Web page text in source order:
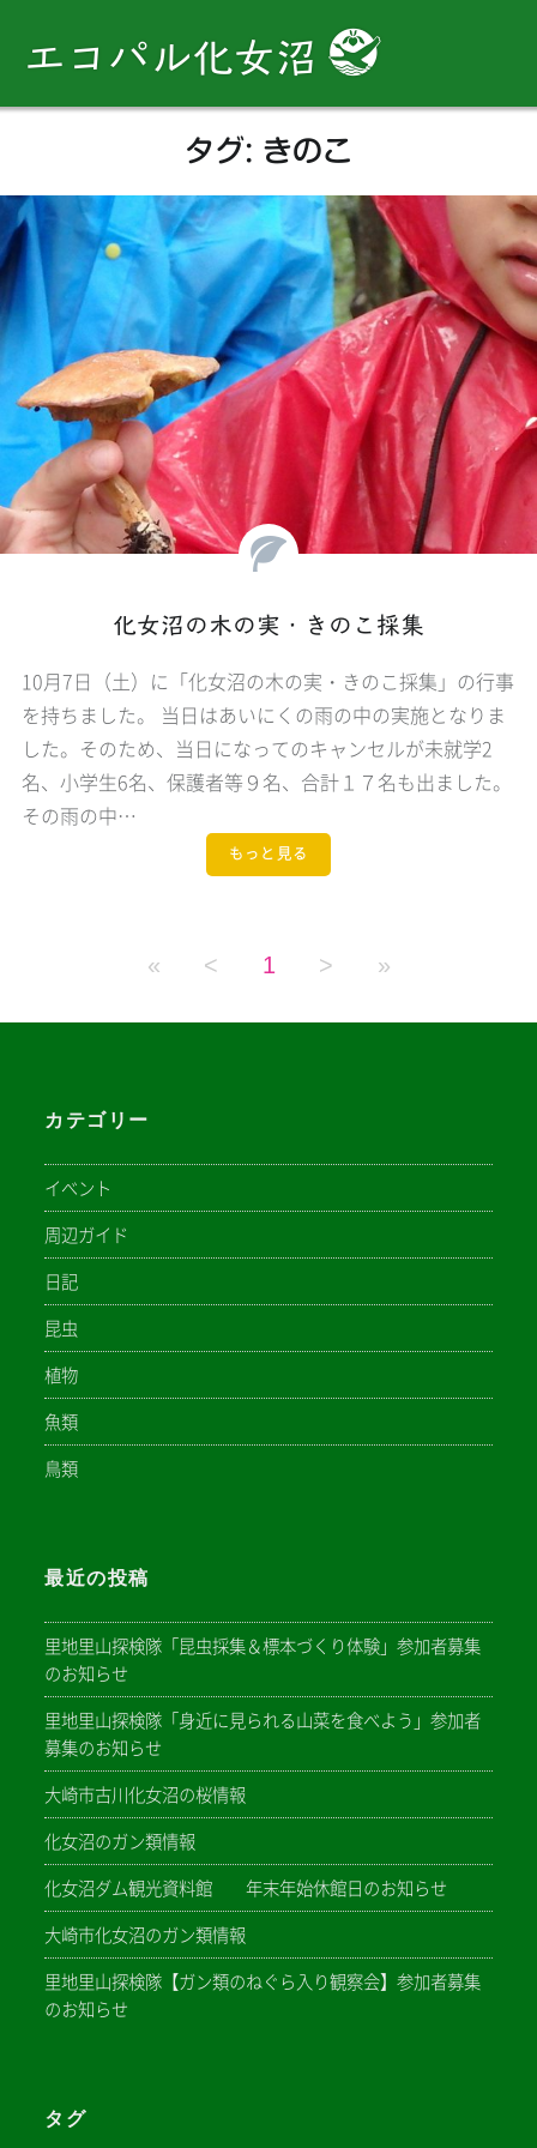
ン
ス
キ
ッ
プ
エコパル化女沼
タグ: きのこ
化女沼の木の実・きのこ採集
10月7日（土）に「化女沼の木の実・きのこ採集」の行事
を持ちました。 当日はあいにくの雨の中の実施となりま
した。そのため、当日になってのキャンセルが未就学2
名、小学生6名、保護者等９名、合計１７名も出ました。
その雨の中…
もっと見る
« < 1 > »
カテゴリー
イベント
周辺ガイド
日記
昆虫
植物
魚類
鳥類
最近の投稿
里地里山探検隊「昆虫採集＆標本づくり体験」参加者募集
のお知らせ
里地里山探検隊「身近に見られる山菜を食べよう」参加者
募集のお知らせ
大崎市古川化女沼の桜情報
化女沼のガン類情報
化女沼ダム観光資料館 年末年始休館日のお知らせ
大崎市化女沼のガン類情報
里地里山探検隊【ガン類のねぐら入り観察会】参加者募集
のお知らせ
タグ